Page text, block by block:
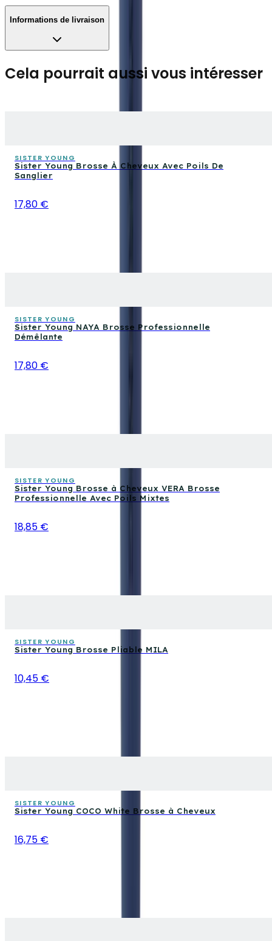
Informations de livraison
Cela pourrait aussi vous intéresser
SISTER YOUNG
Sister Young Brosse À Cheveux Avec Poils De
Sanglier
17,80 €
SISTER YOUNG
Sister Young NAYA Brosse Professionnelle
Démêlante
17,80 €
SISTER YOUNG
Sister Young Brosse à Cheveux VERA Brosse
Professionnelle Avec Poils Mixtes
18,85 €
SISTER YOUNG
Sister Young Brosse Pliable MILA
10,45 €
SISTER YOUNG
Sister Young COCO White Brosse à Cheveux
16,75 €